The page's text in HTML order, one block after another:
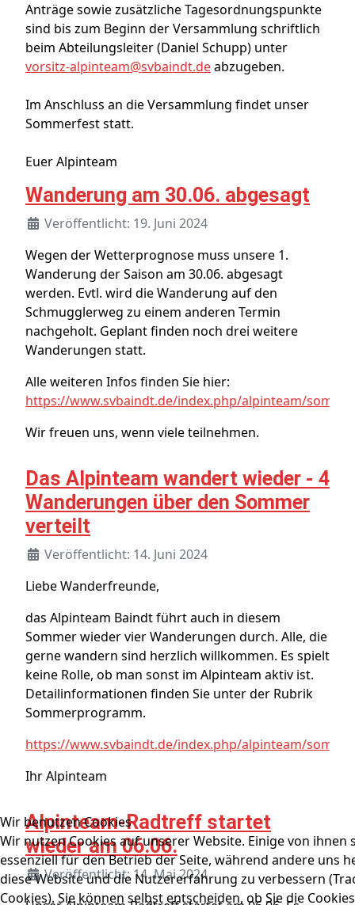
Anträge sowie zusätzliche Tagesordnungspunkte
sind bis zum Beginn der Versammlung schriftlich
beim Abteilungsleiter (Daniel Schupp) unter
vorsitz-alpinteam@svbaindt.deabzugeben.
Im Anschluss an die Versammlung findet unser
Sommerfest statt.
Euer Alpinteam
Wanderung am 30.06. abgesagt
Veröffentlicht: 19. Juni 2024
Wegen der Wetterprognose muss unsere 1.
Wanderung der Saison am 30.06. abgesagt
werden. Evtl. wird die Wanderung auf den
Schmugglerweg zu einem anderen Termin
nachgeholt. Geplant finden noch drei weitere
Wanderungen statt.
Alle weiteren Infos finden Sie hier:
https://www.svbaindt.de/index.php/alpinteam/
Wir freuen uns, wenn viele teilnehmen.
Das Alpinteam wandert wieder - 4
Wanderungen über den Sommer
verteilt
Veröffentlicht: 14. Juni 2024
Liebe Wanderfreunde,
das Alpinteam Baindt führt auch in diesem
Sommer wieder vier Wanderungen durch. Alle, die
gerne wandern sind herzlich willkommen. Es spielt
keine Rolle, ob man sonst im Alpinteam aktiv ist.
Detailinformationen finden Sie unter der Rubrik
Sommerprogramm.
https://www.svbaindt.de/index.php/alpinteam/
Ihr Alpinteam
Alpinteam-Radtreff startet
wieder am 06.06.
Veröffentlicht: 14. Mai 2024
Wir benutzen Cookies
Wir nutzen Cookies auf unserer Website. Einige von ihnen
essenziell für den Betrieb der Seite, während andere uns
diese Website und die Nutzererfahrung zu verbessern
Cookies). Sie können selbst entscheiden, ob Sie die